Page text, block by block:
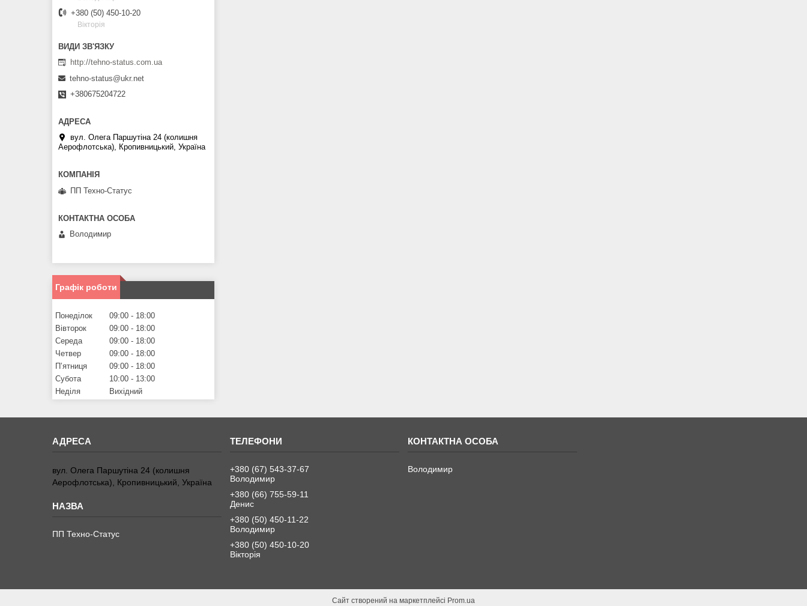
+380 (50) 450-10-20
Вікторія
http://tehno-status.com.ua
tehno-status@ukr.net
+380675204722
вул. Олега Паршутіна 24 (колишня
Аерофлотська), Кропивницький, Україна
ПП Техно-Статус
Володимир
Графік роботи
Понеділок 09:00
18:00
Вівторок
09:00
18:00
Середа
09:00
18:00
Четвер
09:00
18:00
Пʼятниця
09:00
18:00
Субота
10:00
13:00
Неділя
Вихідний
вул. Олега Паршутіна 24 (колишня
Аерофлотська), Кропивницький, Україна
ПП Техно-Статус
+380 (67) 543-37-67
Володимир
+380 (66) 755-59-11
Денис
+380 (50) 450-11-22
Володимир
+380 (50) 450-10-20
Вікторія
Володимир
Сайт створений на маркетплейсі Prom.ua